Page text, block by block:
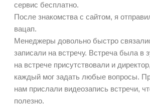
сервис бесплатно.
После знакомства с сайтом, я
вацап.
Менеджеры довольно быстро
записали на встречу. Встреча была в
на встрече присутствовали и
каждый мог задать любые вопросы.
нам прислали видеозапись встречи,
полезно.